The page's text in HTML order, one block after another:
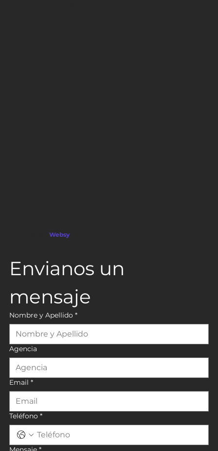
Sitio porWebsy
Envianos un
mensaje
Nombre y Apellido *
Agencia
Email *
Teléfono *